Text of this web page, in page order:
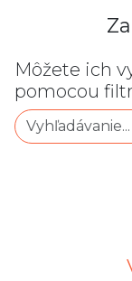
Môžete ich
pomocou